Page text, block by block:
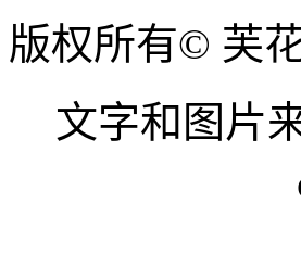
版权所有© 芙
文字和图片